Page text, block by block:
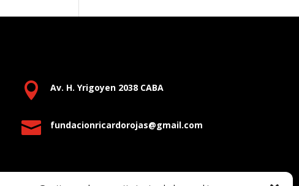
 Av. H. Yrigoyen 2038 CABA
 fundacionricardorojas@gmail.com